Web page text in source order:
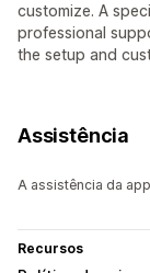
customize. A
professional
the setup and
Assistência
A assistência da
Recursos